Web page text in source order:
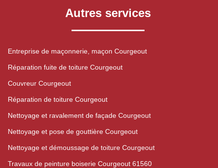
Autres services
Entreprise de maçonnerie, maçon Courgeout
Réparation fuite de toiture Courgeout
Couvreur Courgeout
Réparation de toiture Courgeout
Nettoyage et ravalement de façade Courgeout
Nettoyage et pose de gouttière Courgeout
Nettoyage et démoussage de toiture Courgeout
Travaux de peinture boiserie Courgeout 61560